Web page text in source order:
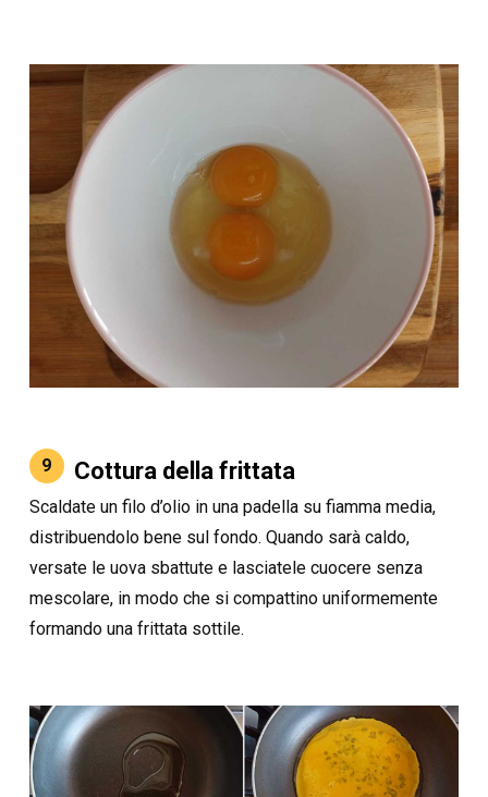
9 Cottura della frittata
Scaldate un filo d’olio in una padella su fiamma media,
distribuendolo bene sul fondo. Quando sarà caldo,
versate le uova sbattute e lasciatele cuocere senza
mescolare, in modo che si compattino uniformemente
formando una frittata sottile.